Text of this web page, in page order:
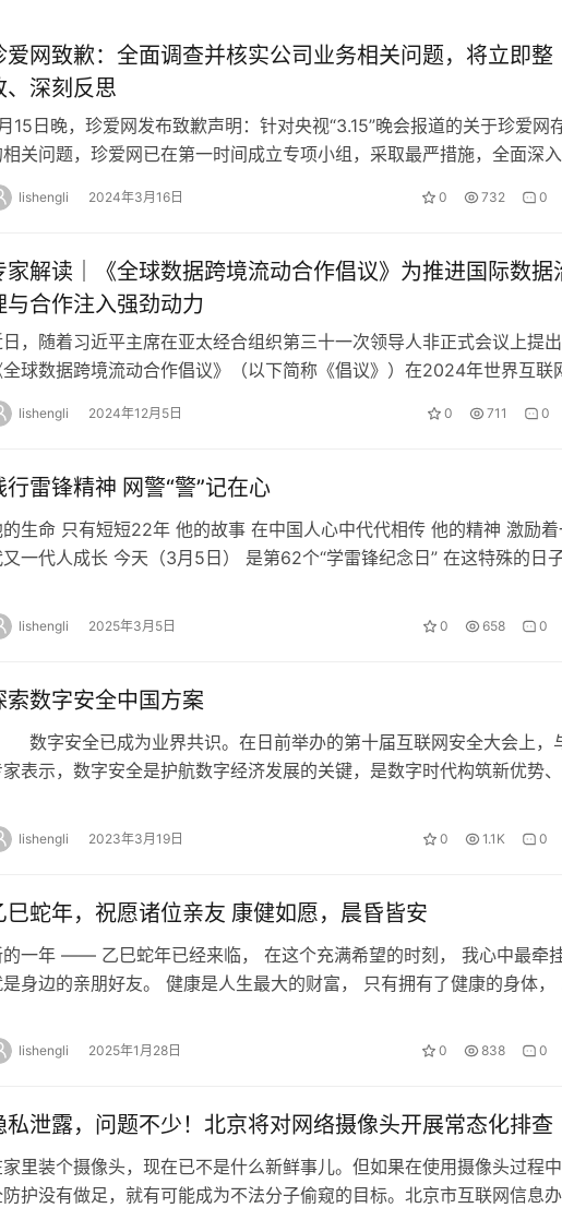
爱网致歉：全面调查并核实公司业务相关问题，将立即整
、深刻反思
15日晚，珍爱网发布致歉声明：针对央视“3.15”晚会报道的关于珍爱网
相关问题，珍爱网已在第一时间成立专项小组，采取最严措施，全面深入
并立即处理相关问题，具体措施如下…
lishengli 2024年3月16日 0 732 0
家解读｜《全球数据跨境流动合作倡议》为推进国际数据
与合作注入强劲动力
，随着习近平主席在亚太经合组织第三十一次领导人非正式会议上提出
全球数据跨境流动合作倡议》（以下简称《倡议》）在2024年世界互联
乌镇峰会期间对外发布，引起国内外广泛关…
lishengli 2024年12月5日 0 711 0
行雷锋精神 网警“警”记在心
生命 只有短短22年 他的故事 在中国人心中代代相传 他的精神 激励
一代人成长 今天（3月5日） 是第62个“学雷锋纪念日” 在这特殊的日
lishengli 2025年3月5日 0 658 0
索数字安全中国方案
字安全已成为业界共识。在日前举办的第十届互联网安全大会上，
家表示，数字安全是护航数字经济发展的关键，是数字时代构筑新优势、
lishengli 2023年3月19日 0 1.1K 0
巳蛇年，祝愿诸位亲友 康健如愿，晨昏皆安
的一年 —— 乙巳蛇年已经来临， 在这个充满希望的时刻， 我心中最牵
身边的亲朋好友。 健康是人生最大的财富， 只有拥有了健康的身体，
lishengli 2025年1月28日 0 838 0
私泄露，问题不少！北京将对网络摄像头开展常态化排查
里装个摄像头，现在已不是什么新鲜事儿。但如果在使用摄像头过程
护没有做足，就有可能成为不法分子偷窥的目标。北京市互联网信息办